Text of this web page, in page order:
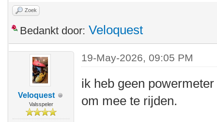
Zoek
Bedankt door: Veloquest
Veloquest
Valsspeler
19-May-2026, 09:05 PM
ik heb geen
om mee te rijden.